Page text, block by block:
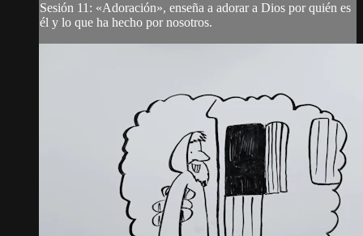
Sesión 11: «Adoración», enseña a adorar a Dios por quién es
él y lo que ha hecho por nosotros.